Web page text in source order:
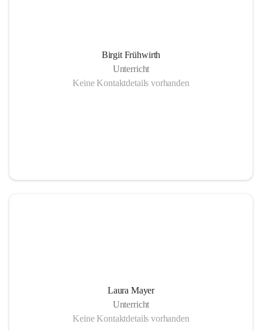
Birgit Frühwirth
Unterricht
Keine Kontaktdetails vorhanden
Laura Mayer
Unterricht
Keine Kontaktdetails vorhanden